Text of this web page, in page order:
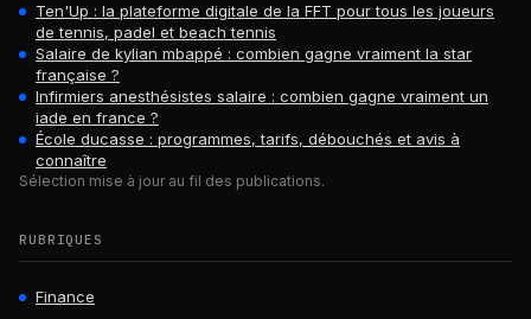
Ten'Up : la plateforme digitale de la FFT pour tous les joueurs
de tennis, padel et beach tennis
Salaire de kylian mbappé : combien gagne vraiment la star
française ?
Infirmiers anesthésistes salaire : combien gagne vraiment un
iade en france ?
École ducasse : programmes, tarifs, débouchés et avis à
connaître
Sélection mise à jour au fil des publications.
RUBRIQUES
Finance